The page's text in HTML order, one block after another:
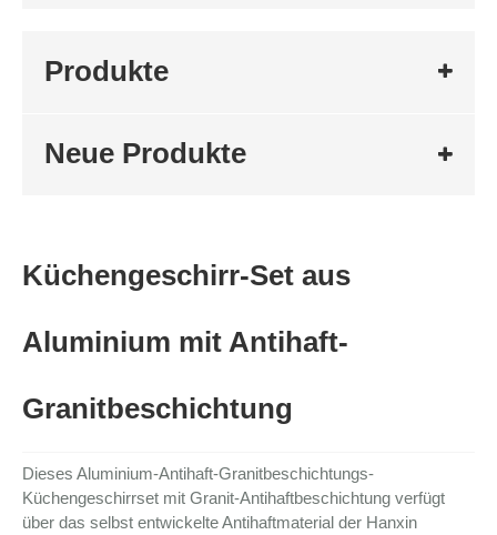
Produkte
Neue Produkte
Küchengeschirr-Set aus
Aluminium mit Antihaft-
Granitbeschichtung
Dieses Aluminium-Antihaft-Granitbeschichtungs-
Küchengeschirrset mit Granit-Antihaftbeschichtung verfügt
über das selbst entwickelte Antihaftmaterial der Hanxin